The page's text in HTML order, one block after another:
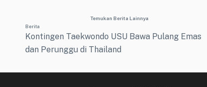
Temukan Berita Lainnya
Berita
Kontingen Taekwondo USU Bawa Pulang Emas
dan Perunggu di Thailand